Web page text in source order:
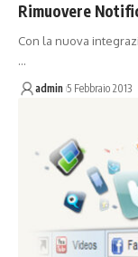
Rimuovere
Con la nuova
…
admin 5 Febbraio 2013